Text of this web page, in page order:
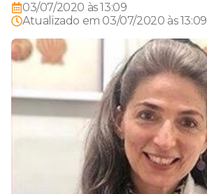
03/07/2020 às 13:09
Atualizado em 03/07/2020 às 13:09